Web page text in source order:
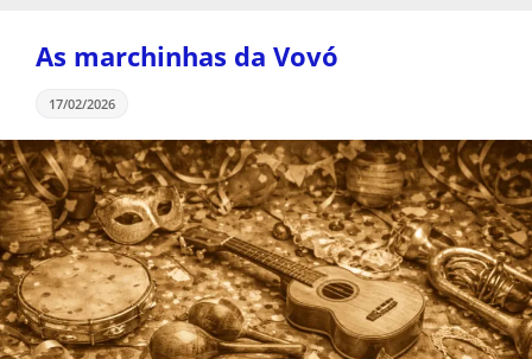
As marchinhas da Vovó
17/02/2026